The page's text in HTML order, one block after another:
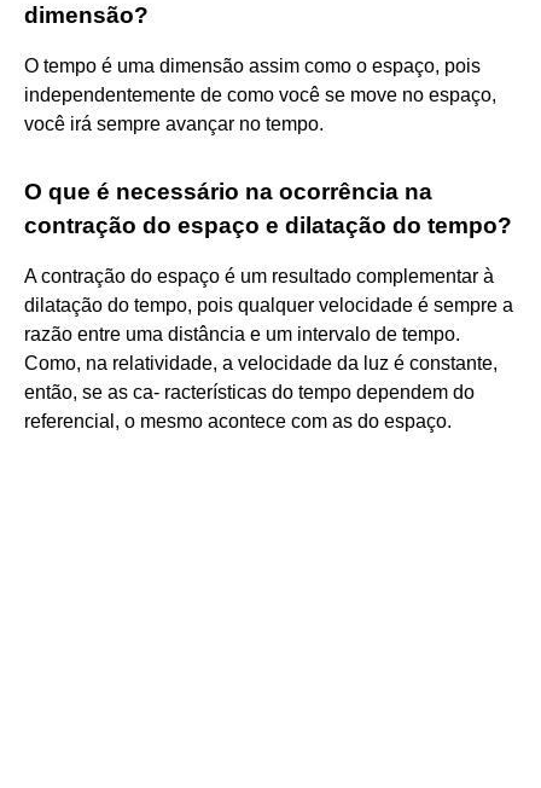
dimensão?
O tempo é uma dimensão assim como o espaço, pois
independentemente de como você se move no espaço,
você irá sempre avançar no tempo.
O que é necessário na ocorrência na
contração do espaço e dilatação do tempo?
A contração do espaço é um resultado complementar à
dilatação do tempo, pois qualquer velocidade é sempre a
razão entre uma distância e um intervalo de tempo.
Como, na relatividade, a velocidade da luz é constante,
então, se as ca- racterísticas do tempo dependem do
referencial, o mesmo acontece com as do espaço.